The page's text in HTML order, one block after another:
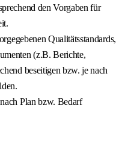
den Vorgaben für
Qualitätsstandards,
(z.B. Berichte,
beseitigen bzw. je nach
Plan bzw. Bedarf